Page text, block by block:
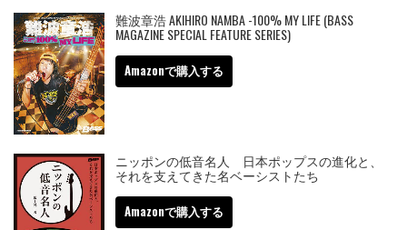
難波章浩 AKIHIRO NAMBA -100% MY LIFE (BASS
MAGAZINE SPECIAL FEATURE SERIES)
Amazonで購入する
ニッポンの低音名人 日本ポップスの進化と、
それを支えてきた名ベーシストたち
Amazonで購入する